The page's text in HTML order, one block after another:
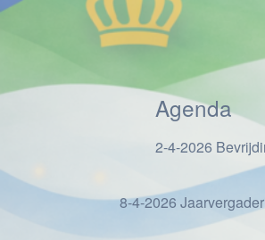
Agenda
2-4-2026
8-4-2026